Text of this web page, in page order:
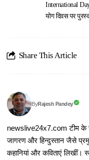
International
योग दिवस पर
Share This Article
ByRajesh Pandey
newslive24x7.com टीम के
जागरण और हिन्दुस्तान जैसे
कहानियां और कविताएं लिखीं।